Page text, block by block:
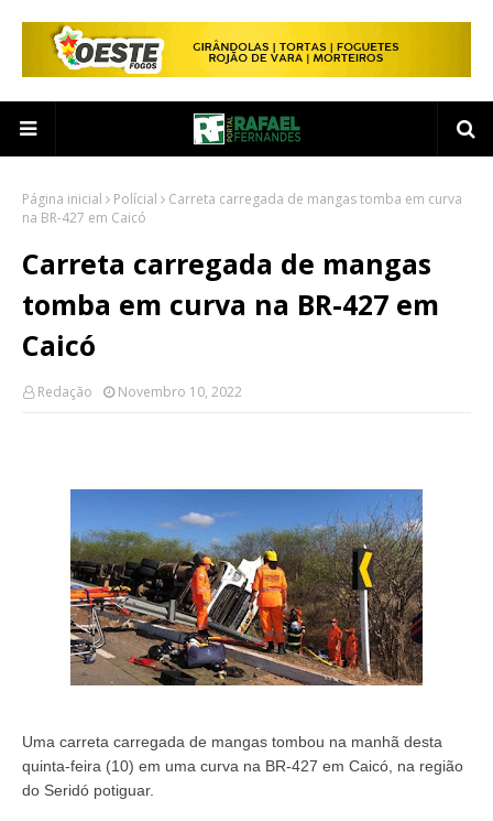
Página inicial Polícial
Carreta carregada de mangas tomba em curva
na BR-427 em Caicó
Carreta carregada de mangas
tomba em curva na BR-427 em
Caicó
Redação Novembro 10, 2022
Uma carreta carregada de mangas tombou na manhã desta
quinta-feira (10) em uma curva na BR-427 em Caicó, na região
do Seridó potiguar.